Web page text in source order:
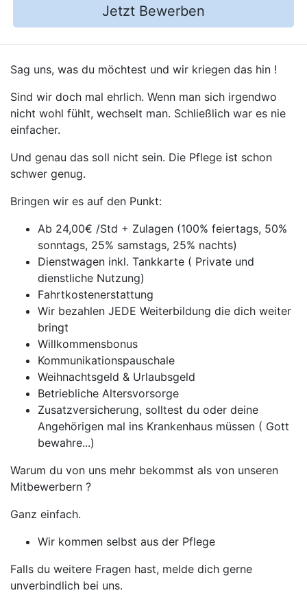
Jetzt Bewerben
Sag uns, was du möchtest und wir kriegen das hin !
Sind wir doch mal ehrlich. Wenn man sich irgendwo
nicht wohl fühlt, wechselt man. Schließlich war es nie
einfacher.
Und genau das soll nicht sein. Die Pflege ist schon
schwer genug.
Bringen wir es auf den Punkt:
Ab 24,00€ /Std + Zulagen (100% feiertags, 50%
sonntags, 25% samstags, 25% nachts)
Dienstwagen inkl. Tankkarte ( Private und
dienstliche Nutzung)
Fahrtkostenerstattung
Wir bezahlen JEDE Weiterbildung die dich weiter
bringt
Willkommensbonus
Kommunikationspauschale
Weihnachtsgeld & Urlaubsgeld
Betriebliche Altersvorsorge
Zusatzversicherung, solltest du oder deine
Angehörigen mal ins Krankenhaus müssen ( Gott
bewahre...)
Warum du von uns mehr bekommst als von unseren
Mitbewerbern ?
Ganz einfach.
Wir kommen selbst aus der Pflege
Falls du weitere Fragen hast, melde dich gerne
unverbindlich bei uns.